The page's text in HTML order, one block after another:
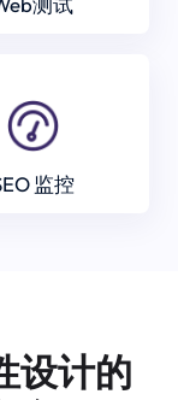
监控
设计的